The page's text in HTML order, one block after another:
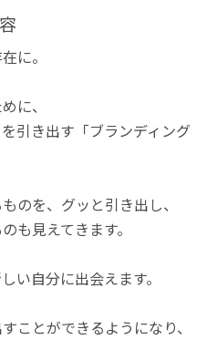
に。
に、
引き出す「ブランディング
のを、グッと引き出し、
も見えてきます。
い自分に出会えます。
ことができるようになり、